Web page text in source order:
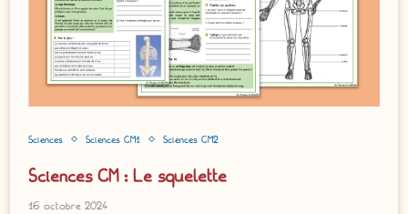
Sciences Sciences CM1 Sciences CM2
Sciences CM : Le squelette
16 octobre 2024